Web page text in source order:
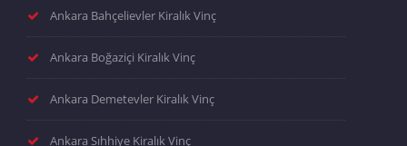
Ankara Bahçelievler Kiralık Vinç
Ankara Boğaziçi Kiralık Vinç
Ankara Demetevler Kiralık Vinç
Ankara Sıhhiye Kiralık Vinç